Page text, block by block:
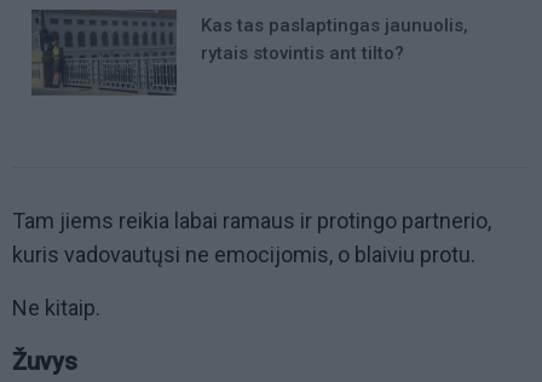
Kas tas paslaptingas jaunuolis,
rytais stovintis ant tilto?
Tam jiems reikia labai ramaus ir protingo partnerio,
kuris vadovautųsi ne emocijomis, o blaiviu protu.
Ne kitaip.
Žuvys